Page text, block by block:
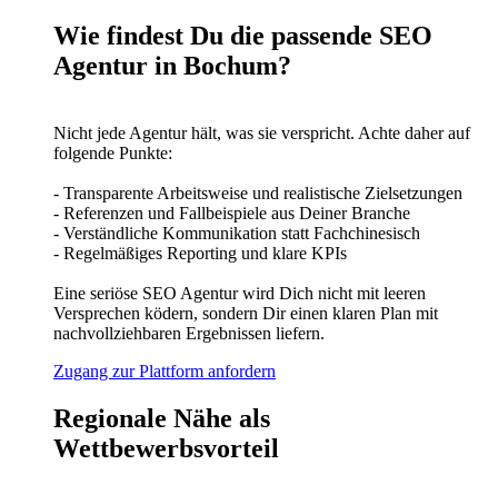
Wie findest Du die passende SEO
Agentur in Bochum?
Nicht jede Agentur hält, was sie verspricht. Achte daher auf
folgende Punkte:
- Transparente Arbeitsweise und realistische Zielsetzungen
- Referenzen und Fallbeispiele aus Deiner Branche
- Verständliche Kommunikation statt Fachchinesisch
- Regelmäßiges Reporting und klare KPIs
Eine seriöse SEO Agentur wird Dich nicht mit leeren
Versprechen ködern, sondern Dir einen klaren Plan mit
nachvollziehbaren Ergebnissen liefern.
Zugang zur Plattform anfordern
Regionale Nähe als
Wettbewerbsvorteil